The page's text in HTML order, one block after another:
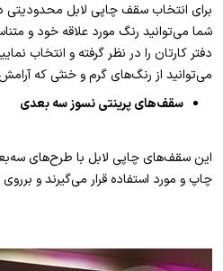
برای انتخاب سقف چاپی لابل
شما می‌توانید رنگ مورد علاقه خود و
دفتر کارتان را در نظر گرفته و انتخاب
می‌توانید از رنگ‌های گرم و خنثی که
سقف‌های پرینتی نسوز سه بعدی
این سقف‌های چاپی لابل با طرح‌‌های
چاپ و مورد استفاده قرار می‌گیرند و